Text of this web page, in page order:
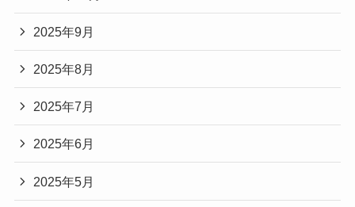
2025年9月
2025年8月
2025年7月
2025年6月
2025年5月